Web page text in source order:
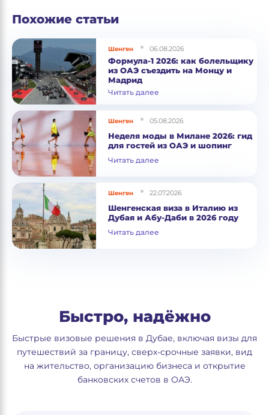
Похожие статьи
Шенген 06.08.2026
Формула-1 2026: как болельщику
из ОАЭ съездить на Монцу и
Мадрид
Читать далее
Шенген 05.08.2026
Неделя моды в Милане 2026: гид
для гостей из ОАЭ и шопинг
Читать далее
Шенген 22.07.2026
Шенгенская виза в Италию из
Дубая и Абу-Даби в 2026 году
Читать далее
Быстро, надёжно
Быстрые визовые решения в Дубае, включая визы для
путешествий за границу, сверх-срочные заявки, вид
на жительство, организацию бизнеса и открытие
банковских счетов в ОАЭ.